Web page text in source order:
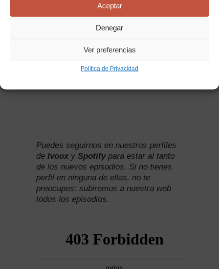
Aceptar
Denegar
Ver preferencias
Política de Privacidad
Puedes seguirnos en nuestros perfiles
de Ivoox y Spotify para estar al tanto
de los nuevos episodios. Si no tienes
perfil en ninguna de ellas, no te
preocupes: subiremos a nuestra web
todos los episodios.